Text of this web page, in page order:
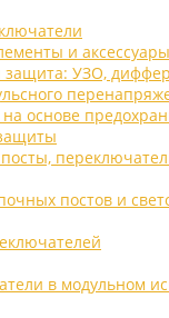
и аксессуары
УЗО,
основе
постов и
в модульном